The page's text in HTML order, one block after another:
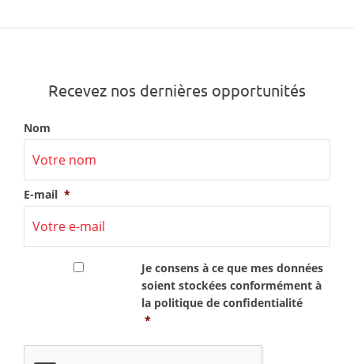
Recevez nos dernières opportunités
Nom
E-mail *
Je consens à ce que mes données
soient stockées conformément à
la politique de confidentialité
*